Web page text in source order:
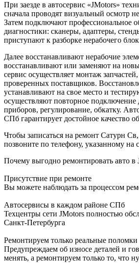
При заезде в автосервис «JMotors»
сначала проводят визуальный осмотр
Затем подключают профессиональное
диагностики: сканеры, адаптеры,
приступают к разборке нерабочего
Далее восстанавливают нерабочие
восстанавливают или заменяют на
сервис осуществляет монтаж
проверенных поставщиков.
устанавливают на свое место и
осуществляют повторное подключение
приборов, регулирование, обкатку.
СПб гарантирует достойное качество
Чтобы записаться на ремонт Сатурн Св,
позвоните по телефону, указанному на
Почему выгодно ремонтировать авто в
Присутствие при ремонте
Вы можете наблюдать за процессом
Автосервисы в каждом районе СПб
Техцентры сети JMotors полностью
Санкт-Петербурга
Ремонтируем только реальные поломки
Предупреждаем об износе деталей и
менять, а ремонтируем только то, что